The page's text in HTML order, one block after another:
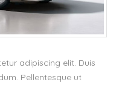
adipiscing elit. Duis
Pellentesque ut